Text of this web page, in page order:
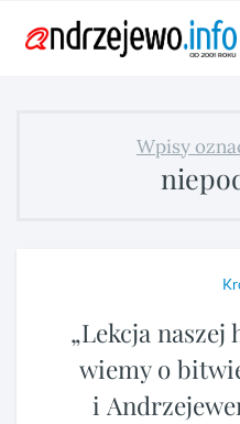
Wpisy
„Lekcja
wiemy o
i